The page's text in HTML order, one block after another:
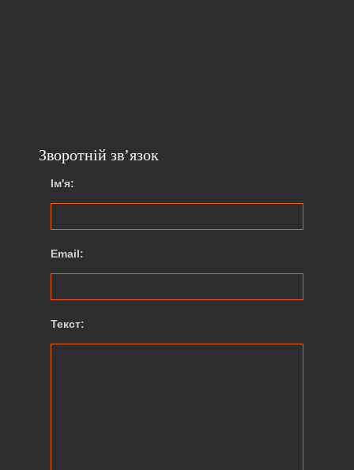
Зворотній зв’язок
Ім'я:
Email:
Текст: